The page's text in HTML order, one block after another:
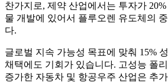
찬가지로, 제약 산업에서는 투자가
물 개발에 있어서 플루오렌 유도체의
다.
글로벌 지속 가능성 목표에 맞춰 15%
채택에도 기회가 있습니다. 고성능 폴
증가한 자동차 및 항공우주 산업은 추